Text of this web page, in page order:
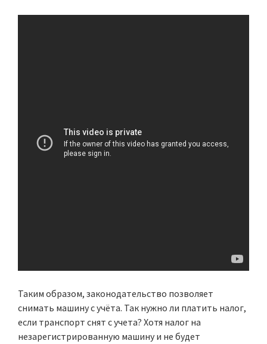
Таким образом, законодательство позволяет
снимать машину с учёта. Так нужно ли платить налог,
если транспорт снят с учета? Хотя налог на
незарегистрированную машину и не будет